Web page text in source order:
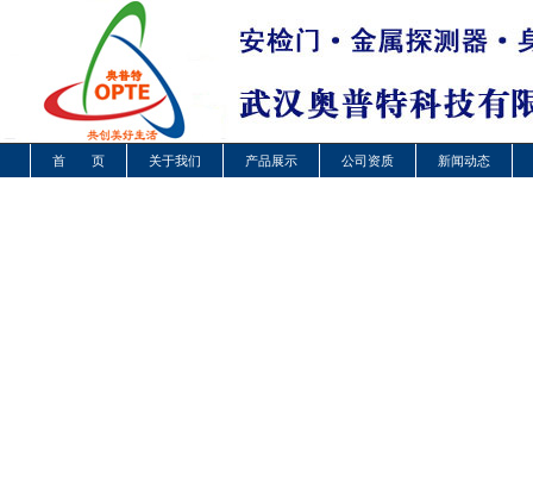
首 页 关于我们 产品展示 公司资质 新闻动态